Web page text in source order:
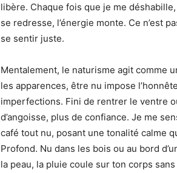
libère. Chaque fois que je me
se redresse, l’énergie monte. Ce n’est
se sentir juste.
Mentalement, le naturisme agit comme
les apparences, être nu impose
imperfections. Fini de rentrer le ventre
d’angoisse, plus de confiance. Je me
café tout nu, posant une tonalité calme
Profond. Nu dans les bois ou au bord
la peau, la pluie coule sur ton corps